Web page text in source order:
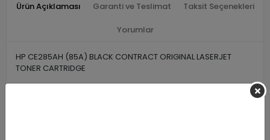
Ürün Açıklaması Garanti ve Teslimat Taksit Seçenekleri
Yorumlar
HP CE285AH (85A) BLACK CONTRACT ORIGINAL LASERJET
TONER CARTRIDGE